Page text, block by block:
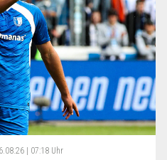
| 07:18 Uhr